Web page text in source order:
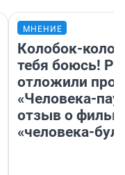
МНЕНИЕ
Колобок-
тебя боюсь!
отложили
«Человека-
отзыв о
«человека-